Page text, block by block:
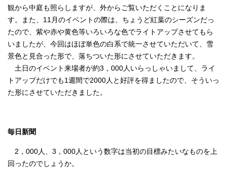
観から中庭も照らしますが、外からご覧いただくことになりま
す。また、11月のイベントの際は、ちょうど紅葉のシーズンだっ
たので、紫や赤や黄色等いろいろな色でライトアップさせてもら
いましたが、今回はほぼ単色の白系で統一させていただいて、雪
景色と見合った形で、落ちついた形にさせていただきます。
土日のイベント来場者が約3，000人いらっしゃいまして、ライ
トアップだけでも1週間で2000人と好評を得ましたので、そういっ
た形にさせていただきました。
毎日新聞
2，000人、3，000人という数字は当初の目標みたいなものを上
回ったのでしょうか。